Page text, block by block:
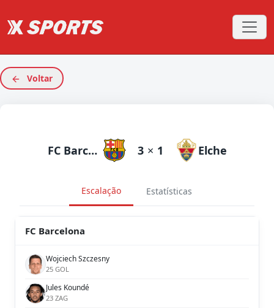
Voltar
FC Barcelona 3 × 1 Elche
Escalação Estatísticas
FC Barcelona
Wojciech Szczesny
25 GOL
Jules Koundé
23 ZAG